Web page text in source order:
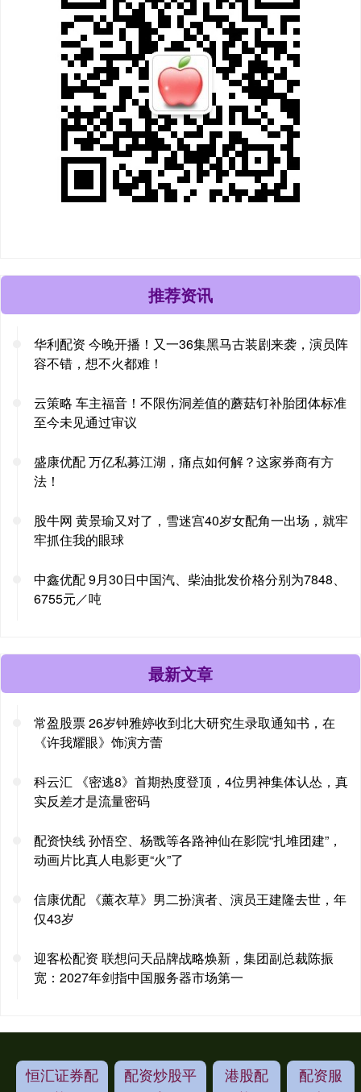
推荐资讯
华利配资 今晚开播！又一36集黑马古装剧来袭，演员阵
容不错，想不火都难！
云策略 车主福音！不限伤洞差值的蘑菇钉补胎团体标准
至今未见通过审议
盛康优配 万亿私募江湖，痛点如何解？这家券商有方
法！
股牛网 黄景瑜又对了，雪迷宫40岁女配角一出场，就牢
牢抓住我的眼球
中鑫优配 9月30日中国汽、柴油批发价格分别为7848、
6755元／吨
最新文章
常盈股票 26岁钟雅婷收到北大研究生录取通知书，在
《许我耀眼》饰演方蕾
科云汇 《密逃8》首期热度登顶，4位男神集体认怂，真
实反差才是流量密码
配资快线 孙悟空、杨戬等各路神仙在影院“扎堆团建”，
动画片比真人电影更“火”了
信康优配 《薰衣草》男二扮演者、演员王建隆去世，年
仅43岁
迎客松配资 联想问天品牌战略焕新，集团副总裁陈振
宽：2027年剑指中国服务器市场第一
恒汇证券配
配资炒股平
港股配
配资服